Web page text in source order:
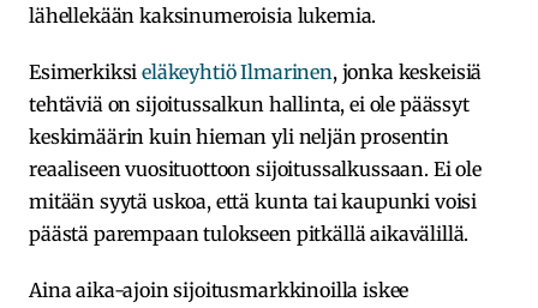
lähellekään kaksinumeroisia lukemia.
Esimerkiksieläkeyhtiö Ilmarinen, jonka keskeisiä
tehtäviä on sijoitussalkun hallinta, ei ole päässyt
keskimäärin kuin hieman yli neljän prosentin
reaaliseen vuosituottoon sijoitussalkussaan. Ei ole
mitään syytä uskoa, että kunta tai kaupunki voisi
päästä parempaan tulokseen pitkällä aikavälillä.
Aina aika-ajoin sijoitusmarkkinoilla iskee